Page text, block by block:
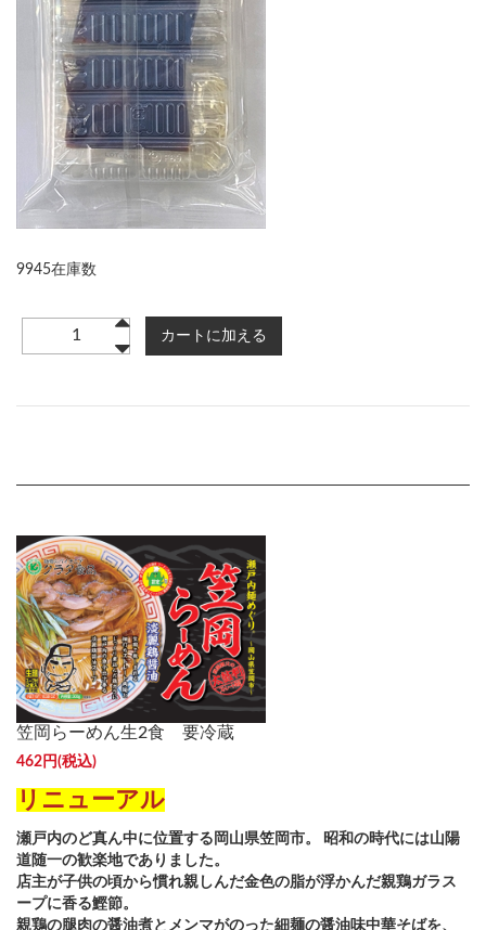
9945在庫数
笠岡らーめん生2食 要冷蔵
462円(税込)
リニューアル
瀬戸内のど真ん中に位置する岡山県笠岡市。 昭和の時代には山陽
道随一の歓楽地でありました。
店主が子供の頃から慣れ親しんだ金色の脂が浮かんだ親鶏ガラス
ープに香る鰹節。
親鶏の腿肉の醤油煮とメンマがのった細麺の醤油味中華そばを、